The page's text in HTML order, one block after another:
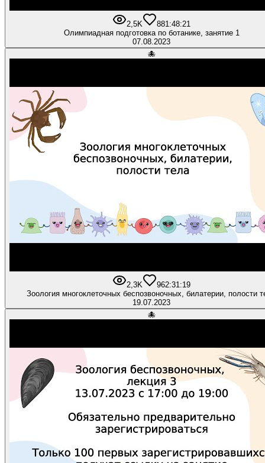
2,5K 881:48:21
Олимпиадная подготовка по ботанике, занятие 1
07.08.2023
🐙
2,3K 962:31:19
Зоология многоклеточных беспозвоночных, билатерии, полости
19.07.2023
🐙